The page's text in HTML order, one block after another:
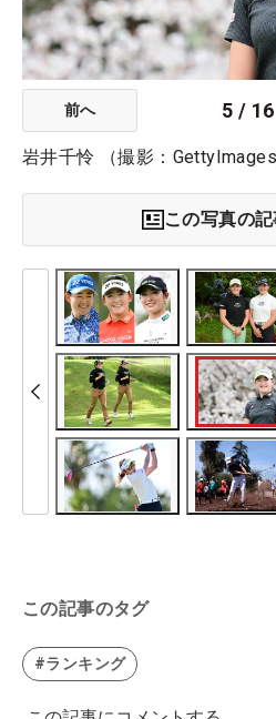
前へ 5 / 16
岩井千怜 （撮影：GettyImages
この写真の
この記事のタグ
#ランキング